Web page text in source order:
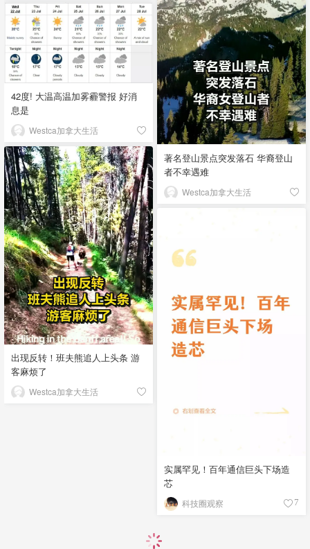
著名登山景点突发落石 华裔登山
者不幸遇难
Westca加拿大生活
42度! 大温高温加雾霾警报 好消
息是
Westca加拿大生活
出现反转！班夫熊追人上头条 游
客麻烦了
Westca加拿大生活
实属罕见！百年通信巨头下场造
芯
科技圈观察 7